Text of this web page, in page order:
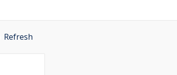
Refresh